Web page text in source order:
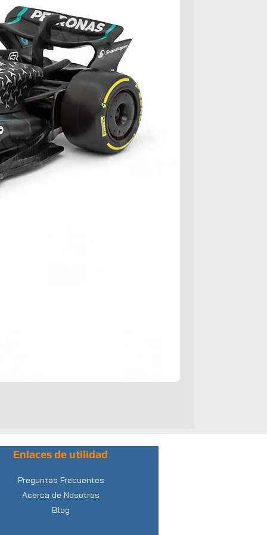
Enlaces de utilidad
Preguntas Frecuentes
Acerca de Nosotros
Blog